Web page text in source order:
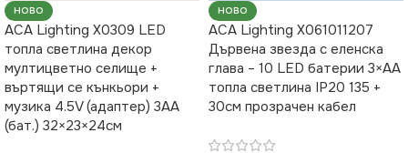
НОВО
ACA Lighting X0309 LED
топла светлина декор
мултицветно селище +
въртящи се кънкьори +
музика 4.5V (адаптер) 3AA
(бат.) 32×23×24см
НОВО
ACA Lighting X061011207
Дървена звезда с еленска
глава – 10 LED батерии 3×AA
топла светлина IP20 135 +
30см прозрачен кабел